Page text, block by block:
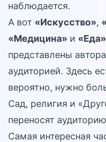
наблюдается.
А вот «Искусство»,
«Медицина» и «Еда»
представлены
аудиторией. Здесь
вероятно, нужно
Сад, религия и
переносят
Самая интересная